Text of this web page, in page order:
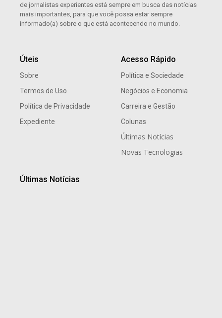
de jornalistas experientes está sempre em busca das notícias
mais importantes, para que você possa estar sempre
informado(a) sobre o que está acontecendo no mundo.
Úteis
Sobre
Termos de Uso
Política de Privacidade
Expediente
Acesso Rápido
Política e Sociedade
Negócios e Economia
Carreira e Gestão
Colunas
Últimas Notícias
Novas Tecnologias
Últimas Notícias